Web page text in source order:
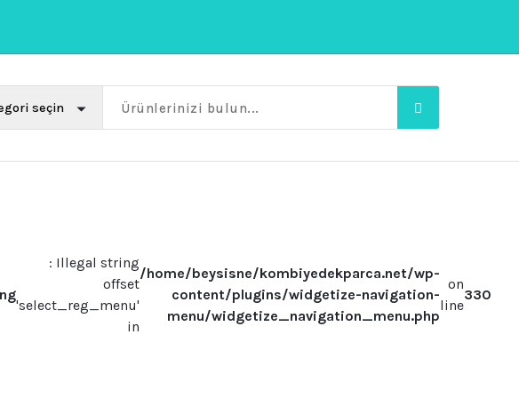
: Illegal string
offset
'select_reg_menu'
in
/home/beysisne/kombiyedekparca.net/wp-
content/plugins/widgetize-navigation-
menu/widgetize_navigation_menu.php
on
line
330